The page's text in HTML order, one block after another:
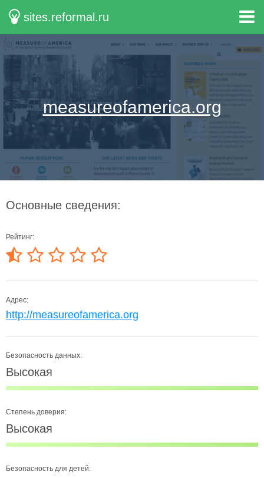
sites.reformal.ru
measureofamerica.org
Основные сведения:
Рейтинг:
Адрес:
http://measureofamerica.org
Безопасность данных:
Высокая
Степень доверия:
Высокая
Безопасность для детей: